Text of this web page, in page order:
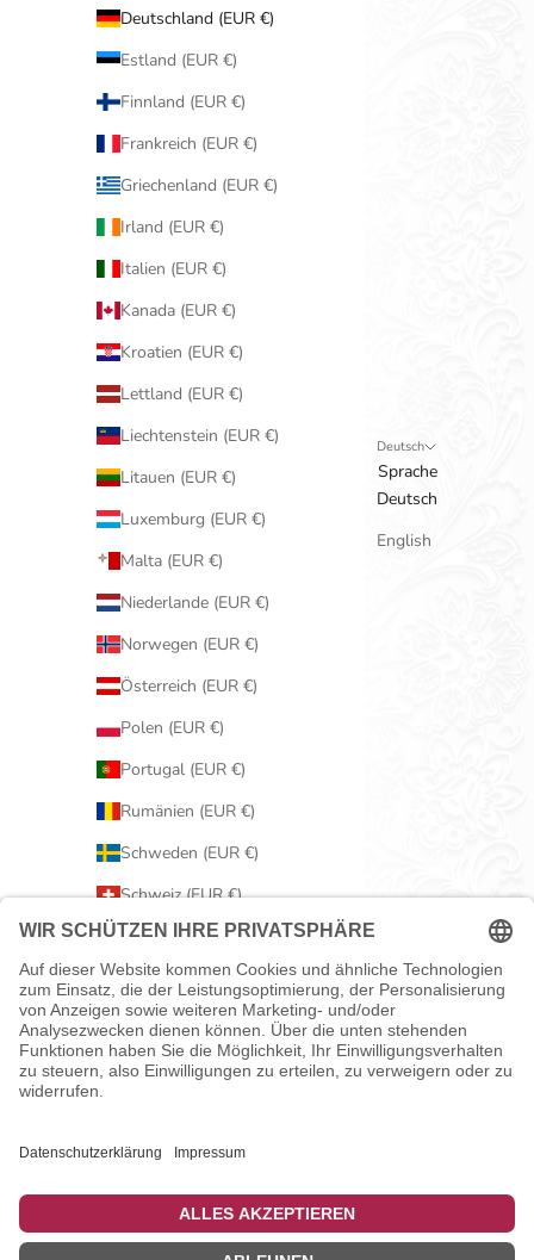
Deutschland (EUR €)
Estland (EUR €)
Finnland (EUR €)
Frankreich (EUR €)
Griechenland (EUR €)
Irland (EUR €)
Italien (EUR €)
Kanada (EUR €)
Kroatien (EUR €)
Lettland (EUR €)
Liechtenstein (EUR €)
Litauen (EUR €)
Luxemburg (EUR €)
Malta (EUR €)
Niederlande (EUR €)
Norwegen (EUR €)
Österreich (EUR €)
Polen (EUR €)
Portugal (EUR €)
Rumänien (EUR €)
Schweden (EUR €)
Schweiz (EUR €)
Serbien (EUR €)
Slowakei (EUR €)
Slowenien (EUR €)
Spanien (EUR €)
Ungarn (EUR €)
Zypern (EUR €)
Deutsch
Sprache
Deutsch
English